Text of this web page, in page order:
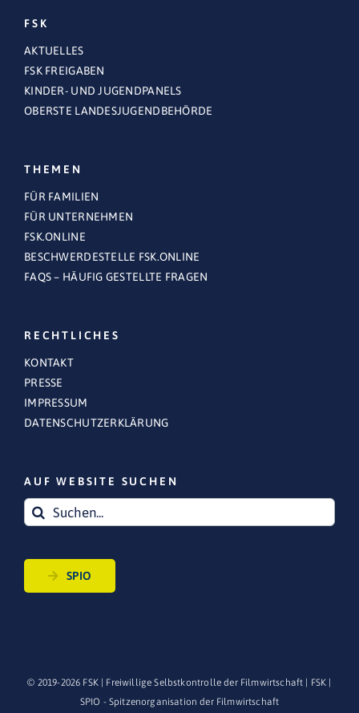
FSK
AKTUELLES
FSK FREIGABEN
KINDER- UND JUGENDPANELS
OBERSTE LANDESJUGENDBEHÖRDE
THEMEN
FÜR FAMILIEN
FÜR UNTERNEHMEN
FSK.ONLINE
BESCHWERDESTELLE FSK.ONLINE
FAQS – HÄUFIG GESTELLTE FRAGEN
RECHTLICHES
KONTAKT
PRESSE
IMPRESSUM
DATENSCHUTZERKLÄRUNG
AUF WEBSITE SUCHEN
Suche
nach:
SPIO
© 2019-2026 FSK | Freiwillige Selbstkontrolle der Filmwirtschaft | FSK
SPIO - Spitzenorganisation der Filmwirtschaft